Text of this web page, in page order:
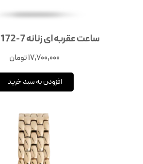
ساعت عقربه ای زنانه Laxmi 8172-7
17,700,000تومان
افزودن به سبد خرید